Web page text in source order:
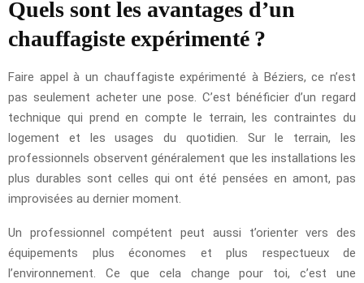
Quels sont les avantages d’un
chauffagiste expérimenté ?
Faire appel à un chauffagiste expérimenté à Béziers, ce n’est
pas seulement acheter une pose. C’est bénéficier d’un regard
technique qui prend en compte le terrain, les contraintes du
logement et les usages du quotidien. Sur le terrain, les
professionnels observent généralement que les installations les
plus durables sont celles qui ont été pensées en amont, pas
improvisées au dernier moment.
Un professionnel compétent peut aussi t’orienter vers des
équipements plus économes et plus respectueux de
l’environnement. Ce que cela change pour toi, c’est une